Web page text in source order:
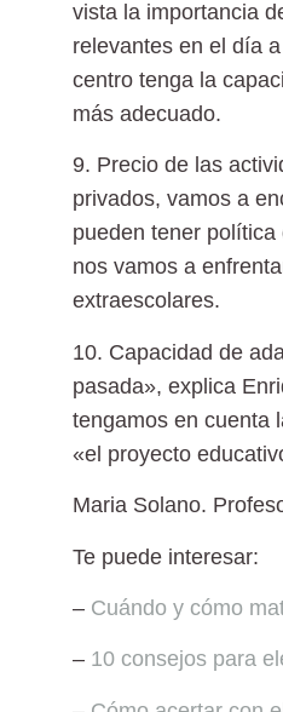
vista la importancia
relevantes en el día
centro tenga la
más adecuado.
9. Precio de las
privados, vamos a
pueden tener
nos vamos a
extraescolares.
10. Capacidad de
pasada», explica
tengamos en cuenta
«el proyecto
Maria Solano.
Te puede interesar:
– Cuándo y cómo
– 10 consejos para